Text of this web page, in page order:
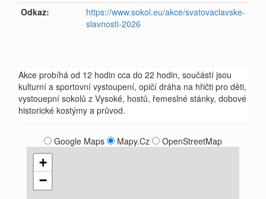
Odkaz:
https://www.sokol.eu/akce/svatovaclavske-
slavnosti-2026
Akce probíhá od 12 hodin cca do 22 hodin, součástí jsou
kulturní a sportovní vystoupení, opičí dráha na hřičti pro děti,
vystouepní sokolů z Vysoké, hostů, řemeslné stánky, dobové
historické kostýmy a průvod.
Google Maps Mapy.Cz OpenStreetMap
+
−